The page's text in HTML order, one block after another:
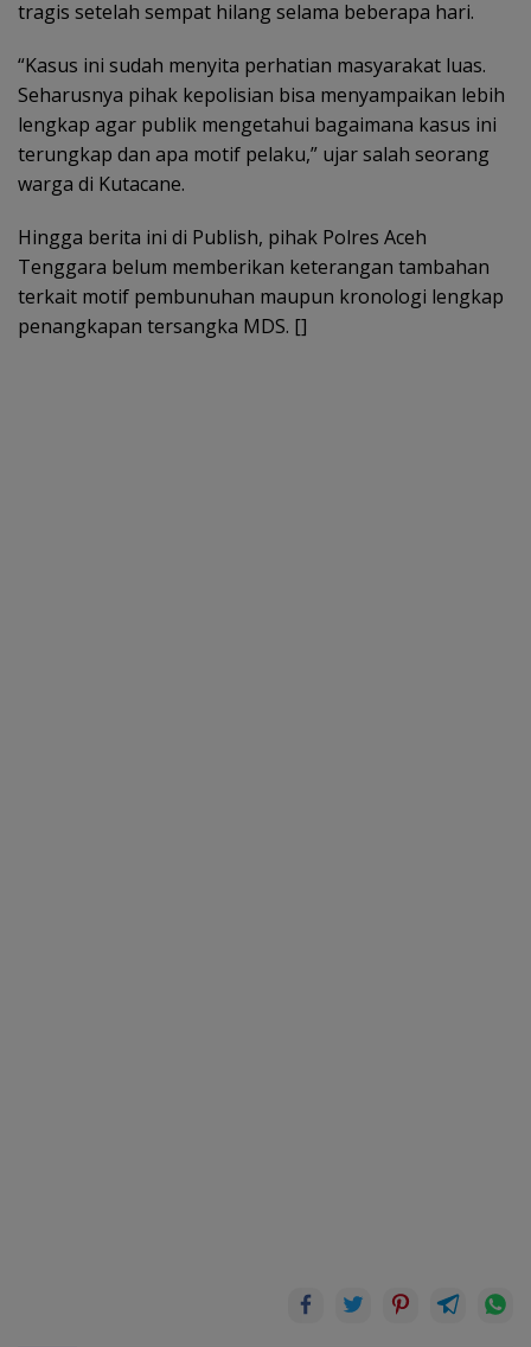
tragis setelah sempat hilang selama beberapa hari.
“Kasus ini sudah menyita perhatian masyarakat luas.
Seharusnya pihak kepolisian bisa menyampaikan lebih
lengkap agar publik mengetahui bagaimana kasus ini
terungkap dan apa motif pelaku,” ujar salah seorang
warga di Kutacane.
Hingga berita ini di Publish, pihak Polres Aceh
Tenggara belum memberikan keterangan tambahan
terkait motif pembunuhan maupun kronologi lengkap
penangkapan tersangka MDS. []